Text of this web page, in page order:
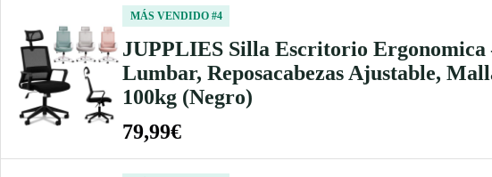
MÁS VENDIDO #4
JUPPLIES Silla Escritorio
Lumbar, Reposacabezas Ajustable,
100kg (Negro)
79,99€